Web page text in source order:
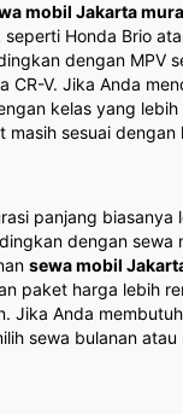
mobil Jakarta
Honda Brio
dengan MPV
CR-V. Jika Anda
kelas yang
masih sesuai dengan
panjang biasanya
dengan sewa
sewa mobil
paket harga lebih
Jika Anda
sewa bulanan